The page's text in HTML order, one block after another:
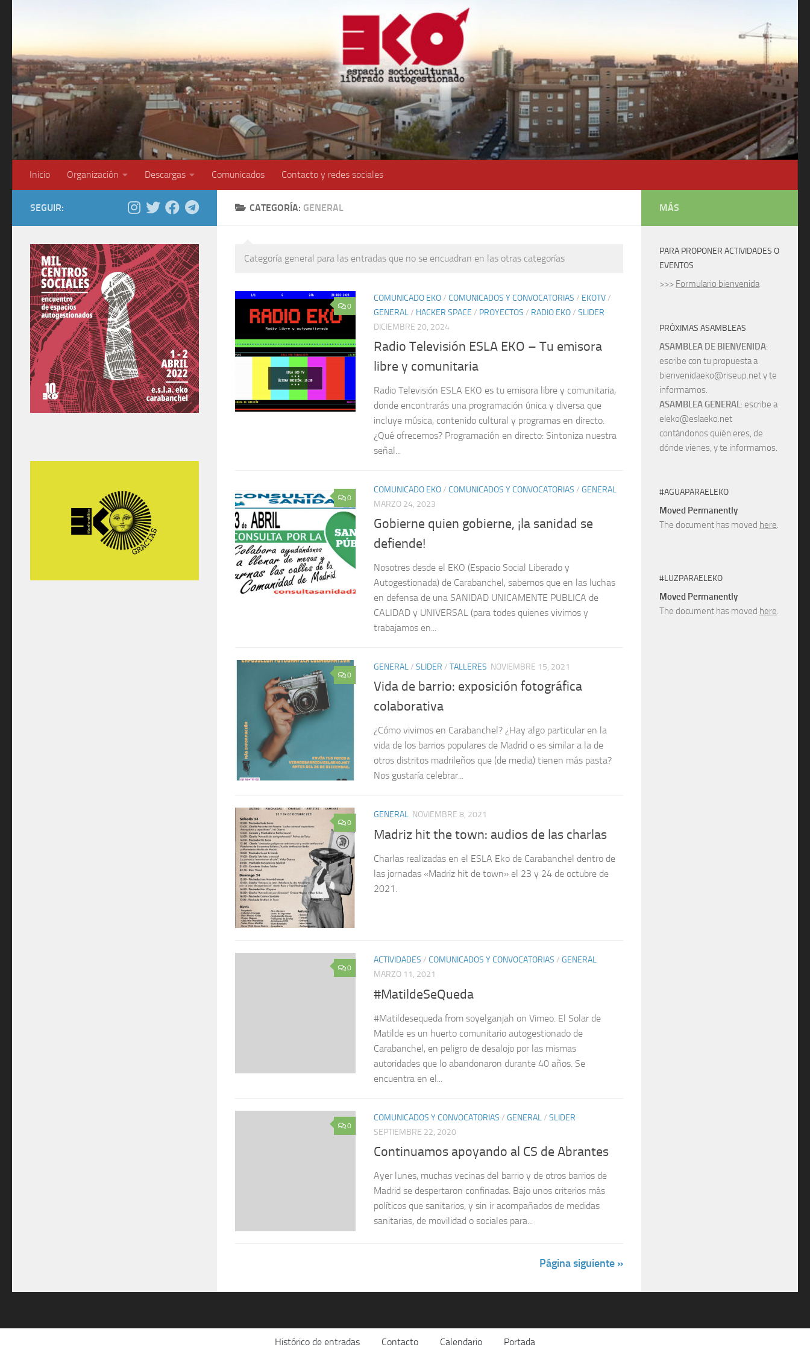
Inicio Organización Descargas Comunicados Contacto y redes sociales
CATEGORÍA: GENERAL
Categoría general para las entradas que no se encuadran en las otras categorías
0
COMUNICADO EKO/ COMUNICADOS Y CONVOCATORIAS / EKOTV/
GENERAL/ HACKER SPACE / PROYECTOS / RADIO EKO/ SLIDER
DICIEMBRE 20, 2024
Radio Televisión ESLA EKO – Tu emisora
libre y comunitaria
Radio Televisión ESLA EKO es tu emisora libre y comunitaria,
donde encontrarás una programación única y diversa que
incluye música, contenido cultural y programas en directo.
¿Qué ofrecemos? Programación en directo: Sintoniza nuestra
señal...
0
COMUNICADO EKO/ COMUNICADOS Y CONVOCATORIAS / GENERAL
MARZO 24, 2023
Gobierne quien gobierne, ¡la sanidad se
defiende!
Nosotres desde el EKO (Espacio Social Liberado y
Autogestionada) de Carabanchel, sabemos que en las luchas
en defensa de una SANIDAD UNICAMENTE PUBLICA de
CALIDAD y UNIVERSAL (para todes quienes vivimos y
trabajamos en...
0
GENERAL/ SLIDER / TALLERES NOVIEMBRE 15, 2021
Vida de barrio: exposición fotográfica
colaborativa
¿Cómo vivimos en Carabanchel? ¿Hay algo particular en la
vida de los barrios populares de Madrid o es similar a la de
otros distritos madrileños que (de media) tienen más pasta?
Nos gustaría celebrar...
0
GENERAL NOVIEMBRE 8, 2021
Madriz hit the town: audios de las charlas
Charlas realizadas en el ESLA Eko de Carabanchel dentro de
las jornadas «Madriz hit de town» el 23 y 24 de octubre de
2021.
0
ACTIVIDADES / COMUNICADOS Y CONVOCATORIAS / GENERAL
MARZO 11, 2021
#MatildeSeQueda
#Matildesequeda from soyelganjah on Vimeo. El Solar de
Matilde es un huerto comunitario autogestionado de
Carabanchel, en peligro de desalojo por las mismas
autoridades que lo abandonaron durante 40 años. Se
encuentra en el...
0
COMUNICADOS Y CONVOCATORIAS / GENERAL/ SLIDER
SEPTIEMBRE 22, 2020
Continuamos apoyando al CS de Abrantes
Ayer lunes, muchas vecinas del barrio y de otros barrios de
Madrid se despertaron confinadas. Bajo unos criterios más
políticos que sanitarios, y sin ir acompañados de medidas
sanitarias, de movilidad o sociales para...
Página siguiente »
SEGUIR: MÁS
PARA PROPONER ACTIVIDADES O
EVENTOS
>>> Formulario bienvenida
PRÓXIMAS ASAMBLEAS
ASAMBLEA DE BIENVENIDA:
escribe con tu propuesta a
bienvenidaeko@riseup.net y te
informamos.
ASAMBLEA GENERAL: escribe a
eleko@eslaeko.net
contándonos quién eres, de
dónde vienes, y te informamos.
#AGUAPARAELEKO
Moved Permanently
The document has moved here.
#LUZPARAELEKO
Moved Permanently
The document has moved here.
Histórico de entradas Contacto Calendario Portada